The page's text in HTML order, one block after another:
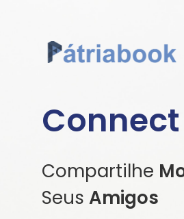
Connect
Compartilhe
Seus Amigos